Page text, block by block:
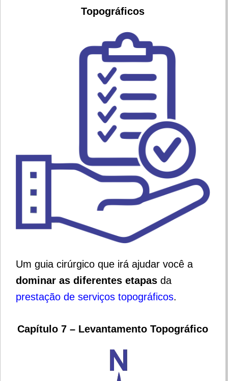
Topográficos
Um guia cirúrgico que irá ajudar você a
dominar as diferentes etapas da
prestação de serviços topográficos.
Capítulo 7 – Levantamento Topográfico